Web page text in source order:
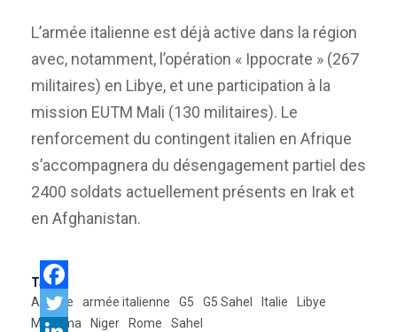
L’armée italienne est déjà active dans la région
avec, notamment, l’opération « Ippocrate » (267
militaires) en Libye, et une participation à la
mission EUTM Mali (130 militaires). Le
renforcement du contingent italien en Afrique
s’accompagnera du désengagement partiel des
2400 soldats actuellement présents en Irak et
en Afghanistan.
Tags:
Afrique
armée italienne G5 G5 Sahel Italie
Libye
Madama
Niger Rome Sahel